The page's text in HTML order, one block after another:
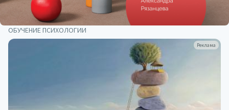
ОБУЧЕНИЕ ПСИХОЛОГИИ
Реклама